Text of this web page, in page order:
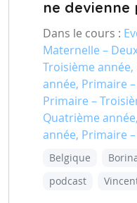
ne devienne
Dans le cours :
Maternelle –
Troisième
année, Primaire
Primaire –
Quatrième
année, Primaire
Belgique
podcast